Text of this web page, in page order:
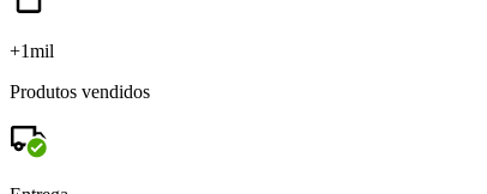
+1mil
Produtos vendidos